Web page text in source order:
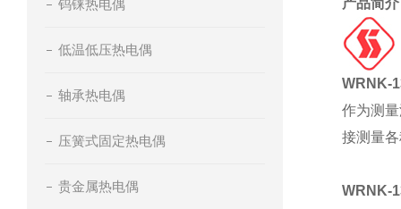
钨铼热电偶
低温低压热电偶
轴承热电偶
压簧式固定热电偶
贵金属热电偶
产品简介
WRNK-
作为测
接测量
WRNK-